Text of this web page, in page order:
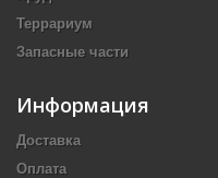
Террариум
Запасные части
Информация
Доставка
Оплата